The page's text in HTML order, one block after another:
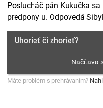
Poslucháč pán Kukučka
predpony u. Odpovedá
Uhorieť či zhorieť?
Máte problém s prehrávaním?